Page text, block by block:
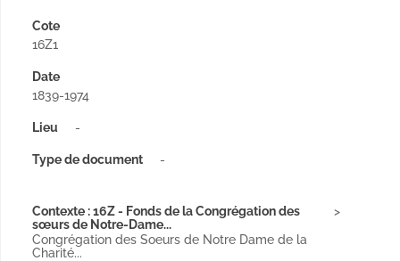
Cote
16Z1
Date
1839-1974
Lieu -
Type de document -
Contexte : 16Z - Fonds de la Congrégation des
sœurs de Notre-Dame...
Congrégation des Soeurs de Notre Dame de la
Charité...